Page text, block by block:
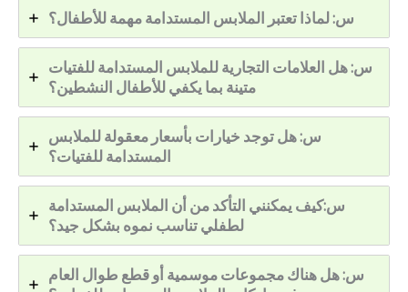
س: لماذا تعتبر الملابس المستدامة مهمة للأطفال؟
س: هل العلامات التجارية للملابس المستدامة للفتيات
متينة بما يكفي للأطفال النشطين؟
س: هل توجد خيارات بأسعار معقولة للملابس
المستدامة للفتيات؟
س:كيف يمكنني التأكد من أن الملابس المستدامة
لطفلي تناسب نموه بشكل جيد؟
س: هل هناك مجموعات موسمية أو قطع طوال العام